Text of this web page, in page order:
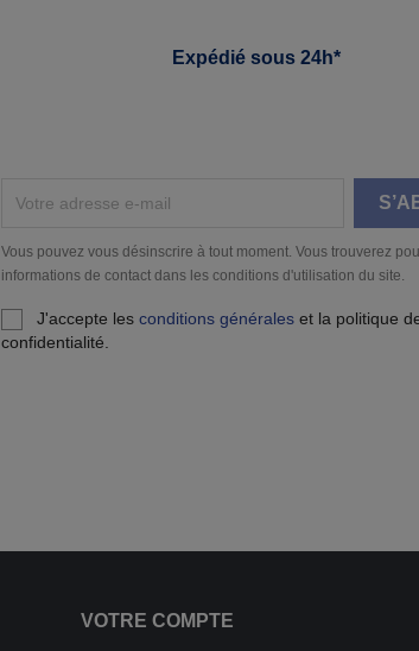
Expédié sous 24h*
Vous pouvez vous désinscrire à tout moment. Vous trouverez
informations de contact dans les conditions d'utilisation du site.
J'accepte lesconditions générales et la politique
confidentialité.
VOTRE COMPTE